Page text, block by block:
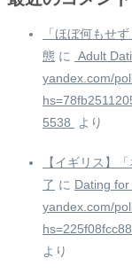
「ほぼ何もせ
態 に
Adult
yandex.com/
5538 ️
より
【イギリス】
了 に Dating
yandex.com/
より